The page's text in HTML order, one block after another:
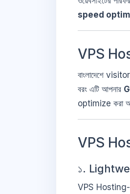
speed
VPS
বাংলাদেশে
বরং এটি আপনার
optimize করা
VPS
১.
VPS Hosting-